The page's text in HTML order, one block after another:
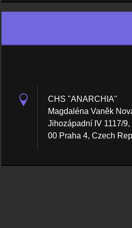
CHS "ANARCHIA"
Magdaléna Vaněk
Jihozápadní IV 1117/9,
00 Praha 4, Czech